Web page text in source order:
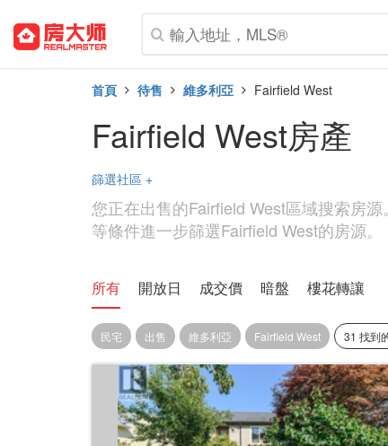
首頁 待售 維多利亞 Fairfield West
Fairfield West房產
篩選社區 +
您正在出售的Fairfield West區域搜索房
等條件進一步篩選Fairfield West的房源。
所有 開放日 成交價 暗盤 樓花轉讓
民宅 出售 維多利亞 Fairfield West 31 找到